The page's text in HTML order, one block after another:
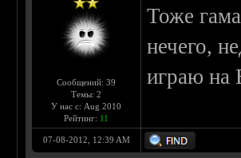
Сообщений: 39
Темы: 2
У нас с: Aug 2010
Рейтинг: 11
Тоже
нечего,
играю на
07-08-2012, 12:39 AM